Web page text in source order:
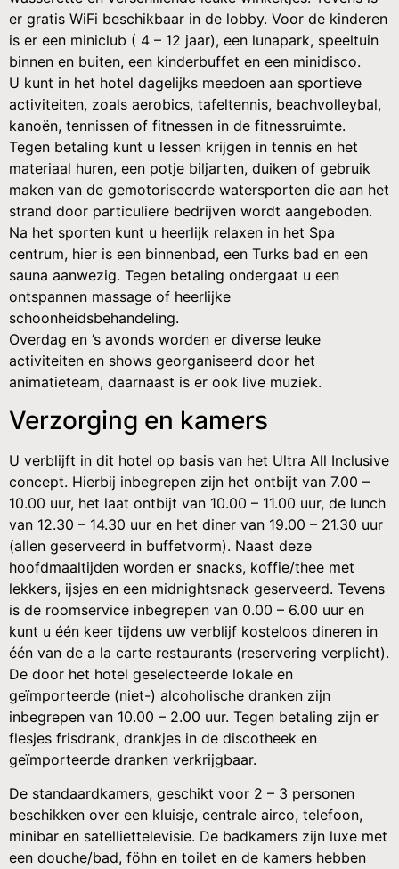
er gratis WiFi beschikbaar in de lobby. Voor de kinderen
is er een miniclub ( 4 – 12 jaar), een lunapark, speeltuin
binnen en buiten, een kinderbuffet en een minidisco.
U kunt in het hotel dagelijks meedoen aan sportieve
activiteiten, zoals aerobics, tafeltennis, beachvolleybal,
kanoën, tennissen of fitnessen in de fitnessruimte.
Tegen betaling kunt u lessen krijgen in tennis en het
materiaal huren, een potje biljarten, duiken of gebruik
maken van de gemotoriseerde watersporten die aan het
strand door particuliere bedrijven wordt aangeboden.
Na het sporten kunt u heerlijk relaxen in het Spa
centrum, hier is een binnenbad, een Turks bad en een
sauna aanwezig. Tegen betaling ondergaat u een
ontspannen massage of heerlijke
schoonheidsbehandeling.
Overdag en ’s avonds worden er diverse leuke
activiteiten en shows georganiseerd door het
animatieteam, daarnaast is er ook live muziek.
Verzorging en kamers
U verblijft in dit hotel op basis van het Ultra All Inclusive
concept. Hierbij inbegrepen zijn het ontbijt van 7.00 –
10.00 uur, het laat ontbijt van 10.00 – 11.00 uur, de lunch
van 12.30 – 14.30 uur en het diner van 19.00 – 21.30 uur
(allen geserveerd in buffetvorm). Naast deze
hoofdmaaltijden worden er snacks, koffie/thee met
lekkers, ijsjes en een midnightsnack geserveerd. Tevens
is de roomservice inbegrepen van 0.00 – 6.00 uur en
kunt u één keer tijdens uw verblijf kosteloos dineren in
één van de a la carte restaurants (reservering verplicht).
De door het hotel geselecteerde lokale en
geïmporteerde (niet-) alcoholische dranken zijn
inbegrepen van 10.00 – 2.00 uur. Tegen betaling zijn er
flesjes frisdrank, drankjes in de discotheek en
geïmporteerde dranken verkrijgbaar.
De standaardkamers, geschikt voor 2 – 3 personen
beschikken over een kluisje, centrale airco, telefoon,
minibar en satelliettelevisie. De badkamers zijn luxe met
een douche/bad, föhn en toilet en de kamers hebben